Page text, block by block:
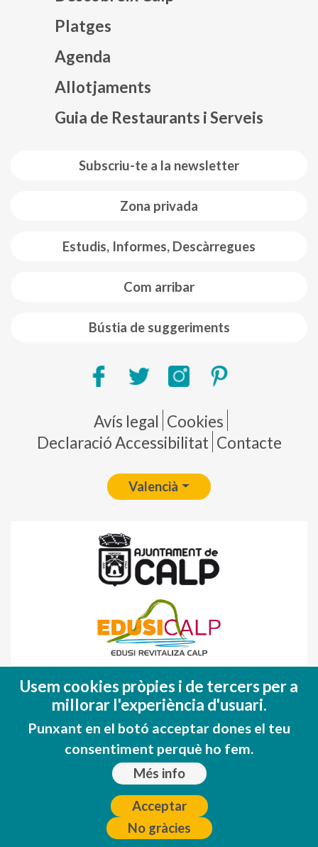
Subscriu-te a la newsletter
Zona privada
Estudis, Informes, Descàrregues
Com arribar
Bústia de suggeriments
Platges
Agenda
Allotjaments
Guia de Restaurants i Serveis
Pie de página
Avís legal Cookies
Declaració Accessibilitat Contacte
Valencià
(FEDER)
Una manera de hacer EUROPA
Usem cookies pròpies i de tercers per a
millorar l'experiència d'usuari.
Punxant en el botó acceptar dones el teu
consentiment perquè ho fem.
Més info
Acceptar
No gràcies